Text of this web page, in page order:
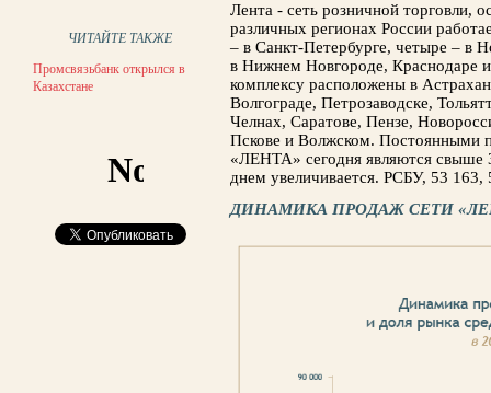
ЧИТАЙТЕ ТАКЖЕ
Промсвязьбанк открылся в
Казахстане
Лента - сеть розничной торговли,
различных регионах России
– в Санкт-Петербурге, четыре – в
в Нижнем Новгороде, Краснодаре
комплексу расположены в
Волгограде, Петрозаводске,
Челнах, Саратове, Пензе,
Пскове и Волжском. Постоянными
«ЛЕНТА» сегодня являются свыше
днем увеличивается. РСБУ, 53
ДИНАМИКА ПРОДАЖ СЕТИ